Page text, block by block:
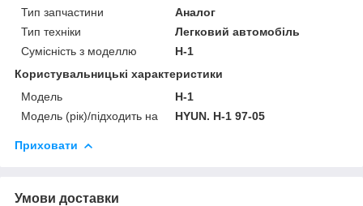
Тип запчастини
Аналог
Тип техніки
Легковий автомобіль
Сумісність з моделлю
H-1
Користувальницькі характеристики
Мoдель
H-1
Модель (рік)/підходить на
HYUN. H-1 97-05
Приховати
Умови доставки